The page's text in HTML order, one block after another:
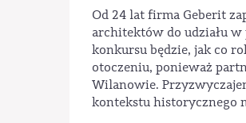
Od 24 lat firma Geberit
architektów do udziału
konkursu będzie, jak co
otoczeniu, ponieważ
Wilanowie.
kontekstu historycznego